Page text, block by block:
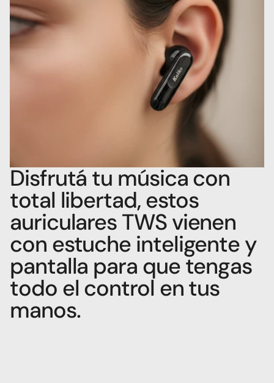
Disfrutá tu música con
total libertad, estos
auriculares TWS vienen
con estuche inteligente y
pantalla para que tengas
todo el control en tus
manos.